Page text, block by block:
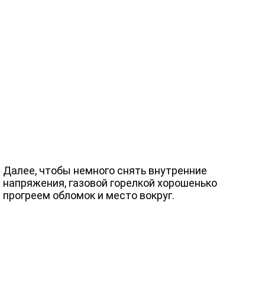
Далее, чтобы немного снять внутренние
напряжения, газовой горелкой хорошенько
прогреем обломок и место вокруг.